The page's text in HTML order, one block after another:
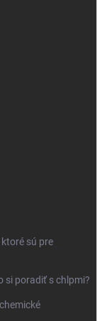
sú pre
si poradiť s chlpmi?